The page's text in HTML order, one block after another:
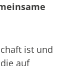
ist und
auf